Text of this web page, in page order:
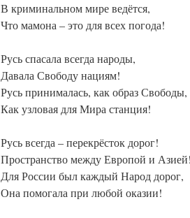
В криминальном мире ведётся,
Что мамона – это для всех погода!
Русь спасала всегда народы,
Давала Свободу нациям!
Русь принималась, как образ Свободы,
Как узловая для Мира станция!
Русь всегда – перекрёсток дорог!
Пространство между Европой и Азией!
Для России был каждый Народ дорог,
Она помогала при любой оказии!